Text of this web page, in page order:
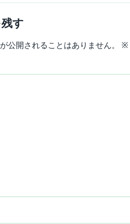
す
公開されることはありません。 ※